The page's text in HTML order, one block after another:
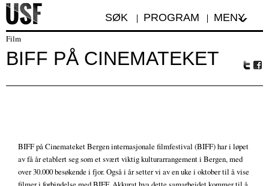
SØK PROGRAM MENY
Film
BIFF PÅ CINEMATEKET
BIFF på Cinemateket Bergen internasjonale filmfestival (BIFF) har i løpet
av få år etablert seg som et svært viktig kulturarrangement i Bergen, med
over 30.000 besøkende i fjor. Også i år setter vi av en uke i oktober til å vise